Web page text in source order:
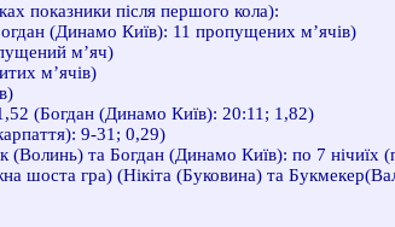
показники після першого кола):
(Динамо Київ): 11 пропущених м’ячів)
м’яч)
м’ячів)
(Богдан (Динамо Київ): 20:11; 1,82)
9-31; 0,29)
(Волинь) та Богдан (Динамо Київ): по 7 нічиїх
шоста гра) (Нікіта (Буковина) та Букмекер